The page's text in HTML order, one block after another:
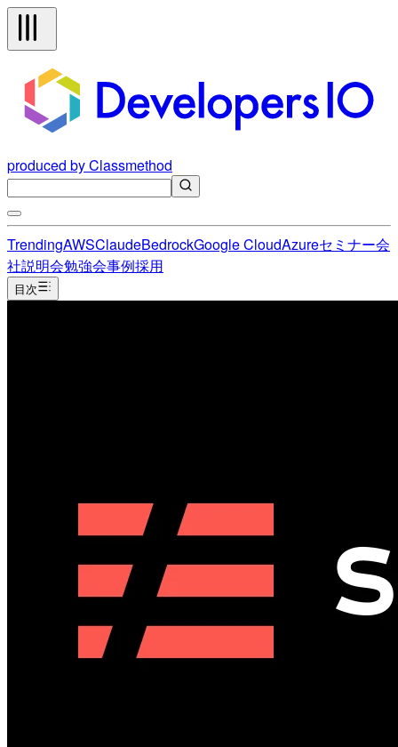
produced by Classmethod
TrendingAWSClaudeBedrockGoogle CloudAzureセミナー会
社説明会勉強会事例採用
目次